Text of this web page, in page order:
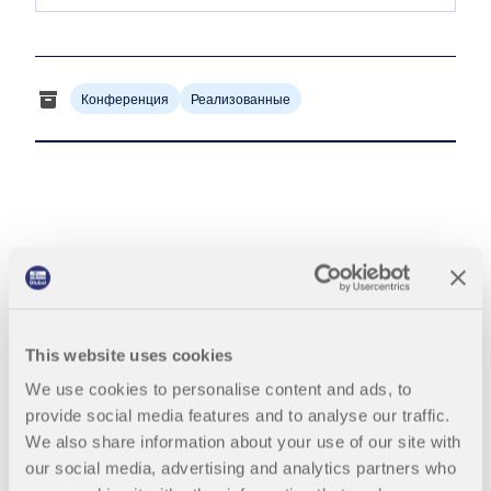
This website uses cookies
We use cookies to personalise content and ads, to
provide social media features and to analyse our traffic.
We also share information about your use of our site with
our social media, advertising and analytics partners who
RWIND 3
CFD-программное обеспечение для цифровых
Dlubal API
Ваш портал в параметрическое моделирование и
автоматизацию
Открыть для себя API
вебинарами и премиальными услугами для
ПОЛУЧИТЬ ПОДДЕРЖКУ
обучения.
месте.
Конференция Реализованные